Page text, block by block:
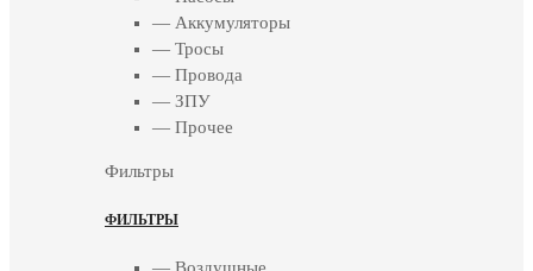
— Аккумуляторы
— Тросы
— Провода
— ЗПУ
— Прочее
Фильтры
ФИЛЬТРЫ